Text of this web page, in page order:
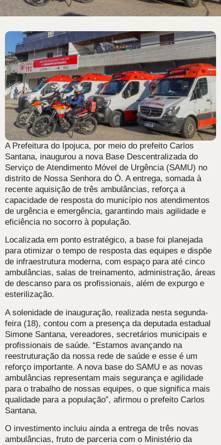
A Prefeitura do Ipojuca, por meio do prefeito Carlos
Santana, inaugurou a nova Base Descentralizada do
Serviço de Atendimento Móvel de Urgência (SAMU) no
distrito de Nossa Senhora do Ó. A entrega, somada à
recente aquisição de três ambulâncias, reforça a
capacidade de resposta do município nos atendimentos
de urgência e emergência, garantindo mais agilidade e
eficiência no socorro à população.
Localizada em ponto estratégico, a base foi planejada
para otimizar o tempo de resposta das equipes e dispõe
de infraestrutura moderna, com espaço para até cinco
ambulâncias, salas de treinamento, administração, áreas
de descanso para os profissionais, além de expurgo e
esterilização.
A solenidade de inauguração, realizada nesta segunda-
feira (18), contou com a presença da deputada estadual
Simone Santana, vereadores, secretários municipais e
profissionais de saúde. “Estamos avançando na
reestruturação da nossa rede de saúde e esse é um
reforço importante. A nova base do SAMU e as novas
ambulâncias representam mais segurança e agilidade
para o trabalho de nossas equipes, o que significa mais
qualidade para a população”, afirmou o prefeito Carlos
Santana.
O investimento incluiu ainda a entrega de três novas
ambulâncias, fruto de parceria com o Ministério da